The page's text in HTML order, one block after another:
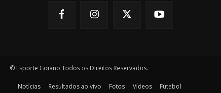
© Esporte Goiano Todos os Direitos Reservados.
Notícias Resultados ao vivo Fotos Vídeos
Futebol